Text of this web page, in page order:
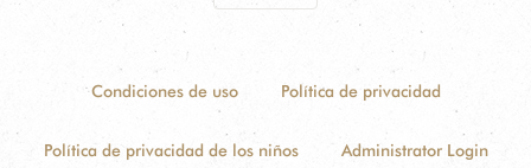
Condiciones de uso Política de privacidad
Política de privacidad de los niños Administrator Login